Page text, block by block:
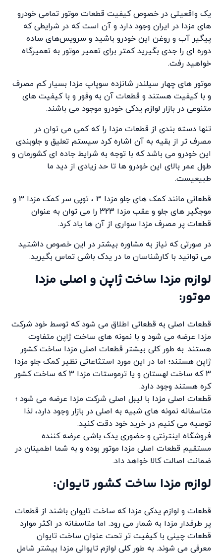
یک واقعیتی در خصوص کیفیت قطعات موتور تمامی خودرو
های مزدا در ایران وجود دارد و آن است که در شرایطی که
پیگیر آب و روغن این خودرو باشید و سرویس‌های ساده
دوره ای را جدی بگیرید کمتر برای تعمیر موتور به تعمیرگاه
خواهید رفت.
موتور های چهار سیلندر شانزده سوپاپ مزدا بسیار کم مصرف
و با کیفیت هستند و قطعات آن به وفور و با کیفیت های
متنوعی در بازار لوازم یدکی خودرو موجود می باشند.
تنها دسته بندی از قطعات مزدا را که کمی می توان در
مصرف تر از بقیه به آن اشاره کرد سیستم تعلیق و جلوبندی
این خودرو می باشد که با توجه به شرایط جاده ای کشورمان و
طول عمر بالای این خودرو ها تا حد زیادی از دید ما
طبیعیست.
قطعاتی مانند کمک های جلو مزدا 3 ، توپی سر کمک مزدا 3 و
موجگیر های جلو و عقب مزدا 323 را می توان به عنوان
قطعات پر مصرف مزدا سواری از آن ها یاد کرد.
در صورتی که نیاز به مشاوره بیشتر در این خصوص داشتید
می توانید با کارشناسان ما در یدک باشی تماس بگیرید.
لوازم مزدا ساخت ژاپن و اصلی مزدا
موتور:
قطعات اصلی به قطعاتی اطلاق می شود که توسط خود شرکت
مزدا عرضه می شود و با نمونه های ساخت ژاپن متفاوت
هستند. به طور کلی بیشتر قطعات اصلی مزدا ساخت کشور
ژاپن هستند؛ اما در این مورد استثاعاتی نظیر کمک جلو مزدا
3 که ساخت لهستان و یا ترموستات مزدا 3 که ساخت کشور
کره هستند وجود دارد.
قطعات اصلی مزدا با لیبل اصلی شرکت مزدا عرضه می شود ؛
متاسفانه نمونه های شبیه به اصلی در بازار وجود دارد، لذا
توصیه می کنیم در خرید خود دقت کنید.
فروشگاه اینترنتی و حضوری یدک باشی عرضه کننده
مستقیم قطعات اصلی مزدا موتور بوده و به شما اطمینان در
ضمانت اصالت کالا خواهد داد.
لوازم مزدا ساخت کشور تایوان:
قطعات و لوازم یدکی مزدا که ساخت تایوان باشند از قطعات
پر طرفدار مزدا به شمار می رود. اما متاسفانه در اکثر موارد
قطعات چینی با کیفیت تر تحت عنوان ساخت تایوان
معرفی می شوند. به طور کلی لوازم تایوانی مزدا بیشتر شامل